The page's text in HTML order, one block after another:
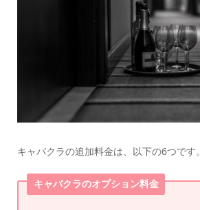
キャバクラの追加料金は、以下の6つです。
キャバクラのオプション料金